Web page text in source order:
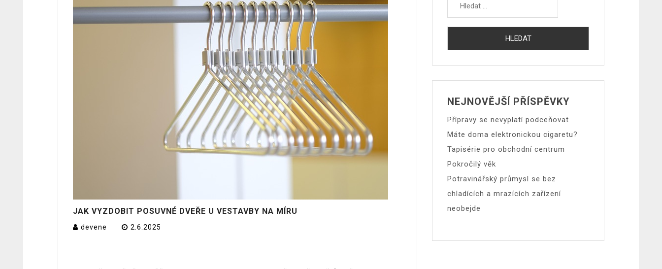
JAK VYZDOBIT POSUVNÉ DVEŘE U VESTAVBY NA MÍRU
devene 2.6.2025
NEJNOVĚJŠÍ PŘÍSPĚVKY
Přípravy se nevyplatí podceňovat
Máte doma elektronickou cigaretu?
Tapisérie pro obchodní centrum
Pokročilý věk
Potravinářský průmysl se bez
chladících a mrazících zařízení
neobejde